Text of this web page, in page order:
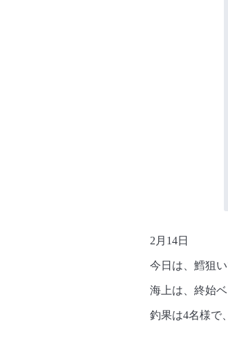
2月14日
今日は、鱈狙
海上は、終始
釣果は4名様で